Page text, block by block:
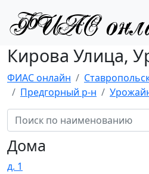
Кирова Улица,
ФИАС онлайн
Предгорный р-н
Дома
д. 1